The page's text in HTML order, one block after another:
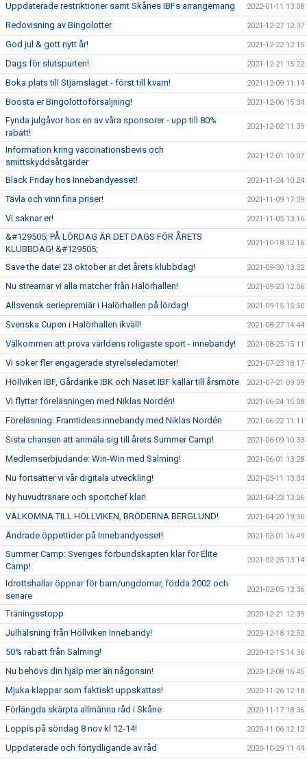
Uppdaterade restriktioner samt Skånes IBFs arrangemang 2022-01-11 13:08
Redovisning av Bingolotter 2021-12-27 12:37
God jul & gott nytt år! 2021-12-22 12:15
Dags för slutspurten! 2021-12-21 15:22
Boka plats till Stjärnslaget - först till kvarn! 2021-12-09 11:14
Boosta er Bingolottoförsäljning! 2021-12-06 15:34
Fynda julgåvor hos en av våra sponsorer - upp till 80%
rabatt!
2021-12-02 11:39
Information kring vaccinationsbevis och
smittskyddsåtgärder
2021-12-01 10:07
Black Friday hos Innebandyesset! 2021-11-24 10:24
Tävla och vinn fina priser! 2021-11-09 17:39
Vi saknar er! 2021-11-05 13:16
&#129505; PÅ LÖRDAG ÄR DET DAGS FÖR ÅRETS
KLUBBDAG! &#129505;
2021-10-18 12:16
Save the date! 23 oktober är det årets klubbdag! 2021-09-30 13:32
Nu streamar vi alla matcher från Halörhallen! 2021-09-23 12:06
Allsvensk seriepremiär i Halörhallen på lördag! 2021-09-15 15:50
Svenska Cupen i Halörhallen ikväll! 2021-08-27 14:44
Välkommen att prova världens roligaste sport - innebandy! 2021-08-25 15:11
Vi söker fler engagerade styrelseledamöter! 2021-07-23 18:17
Höllviken IBF, Gårdarike IBK och Näset IBF kallar till årsmöte 2021-07-21 09:39
Vi flyttar föreläsningen med Niklas Nordén! 2021-06-24 15:08
Föreläsning: Framtidens innebandy med Niklas Nordén 2021-06-22 11:11
Sista chansen att anmäla sig till årets Summer Camp! 2021-06-09 10:33
Medlemserbjudande: Win-Win med Salming! 2021-06-01 13:28
Nu fortsätter vi vår digitala utveckling! 2021-05-11 13:34
Ny huvudtränare och sportchef klar! 2021-04-23 13:26
VÄLKOMNA TILL HÖLLVIKEN, BRÖDERNA BERGLUND! 2021-04-20 19:30
Ändrade öppettider på Innebandyesset! 2021-03-01 16:49
Summer Camp: Sveriges förbundskapten klar för Elite
Camp!
2021-02-25 13:14
Idrottshallar öppnar för barn/ungdomar, födda 2002 och
senare
2021-02-05 13:36
Träningsstopp 2020-12-21 12:39
Julhälsning från Höllviken Innebandy! 2020-12-18 12:52
50% rabatt från Salming! 2020-12-15 14:36
Nu behövs din hjälp mer än någonsin! 2020-12-08 16:45
Mjuka klappar som faktiskt uppskattas! 2020-11-26 12:18
Förlängda skärpta allmänna råd i Skåne 2020-11-17 18:36
Loppis på söndag 8 nov kl 12-14! 2020-11-06 12:12
Uppdaterade och förtydligande av råd 2020-10-29 11:44